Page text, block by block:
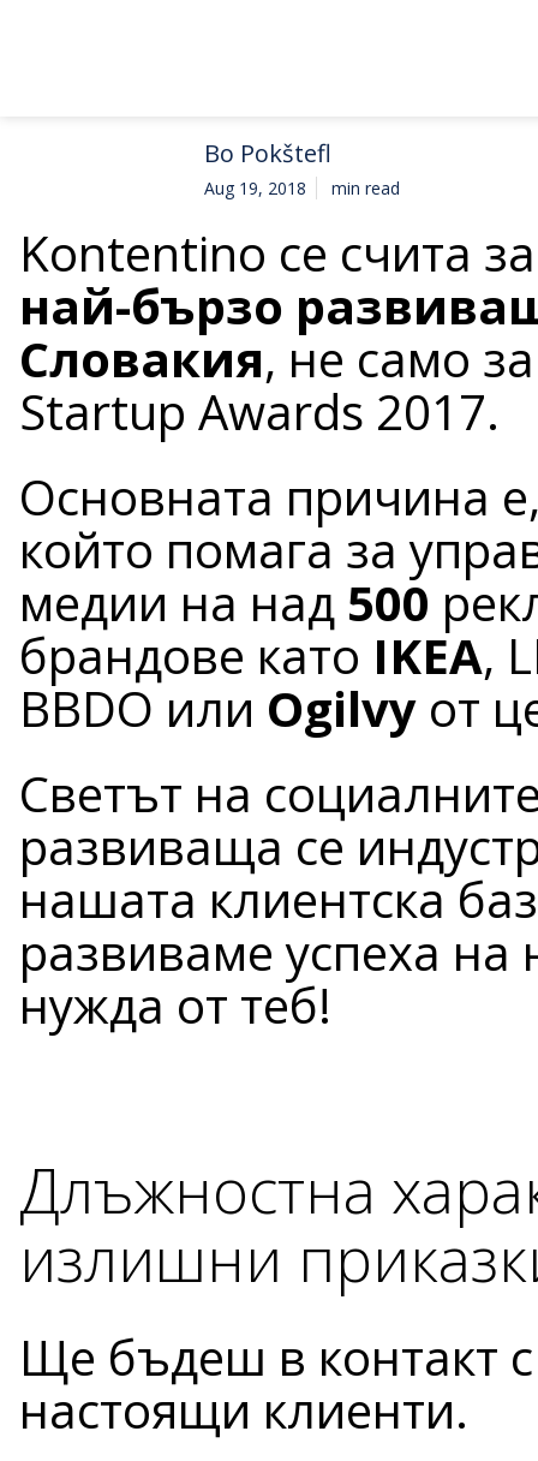
Bo Pokštefl
Aug 19, 2018 min read
Kontentino се счита
най-бързо
Словакия, не само
Startup Awards 2017.
Основната причина
който помага за
медии на над 500
брандове като IKEA,
BBDO или Ogilvy от
Светът на
развиваща се
нашата клиентска
развиваме успеха
нужда от теб!
Длъжностна
излишни
Ще бъдеш в контакт
настоящи клиенти.